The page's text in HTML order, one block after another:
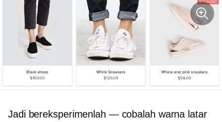
Jadi bereksperimenlah — cobalah warna latar